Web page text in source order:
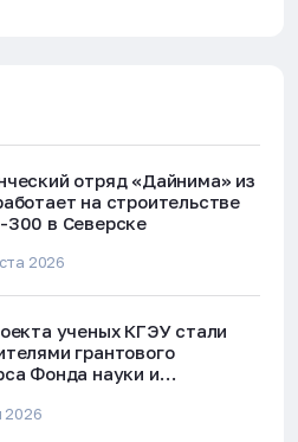
отряд «Дайнима» из
на строительстве
в Северске
2026
ученых КГЭУ стали
грантового
Фонда науки и
2026